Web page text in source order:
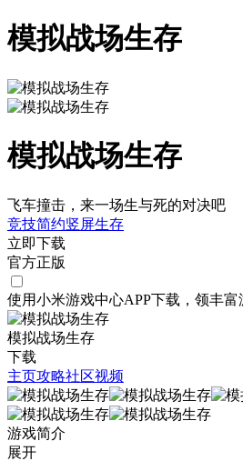
模拟战场生存
模拟战场生存
飞车撞击，来一场生与死的对决吧
竞技简约竖屏生存
立即下载
官方正版
使用小米游戏中心APP下载 ，领丰
模拟战场生存
下载
主页攻略社区视频
游戏简介
展开